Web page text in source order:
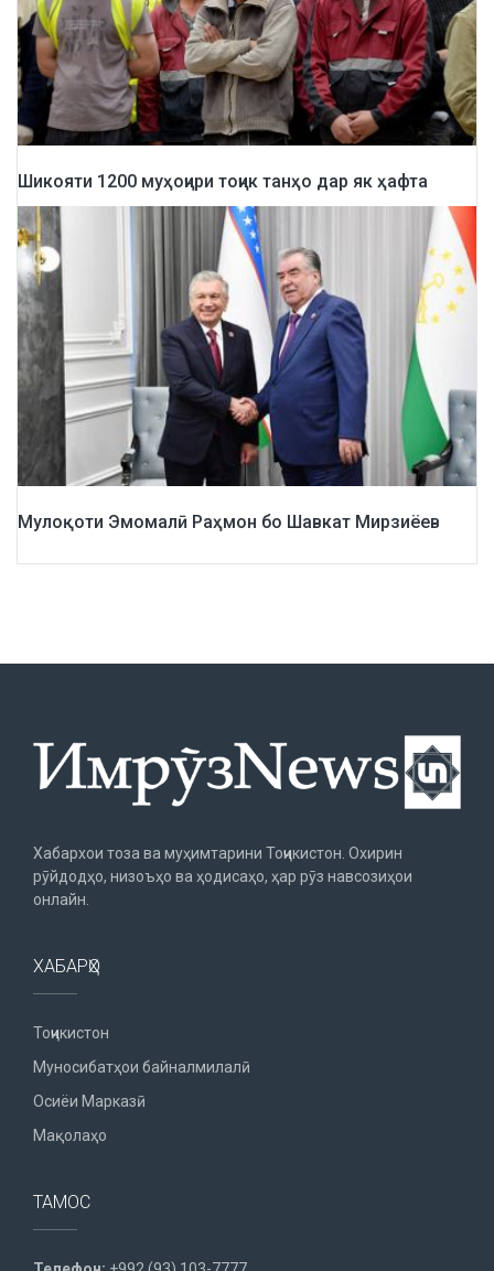
Шикояти 1200 муҳоҷири тоҷик танҳо дар як ҳафта
Мулоқоти Эмомалӣ Раҳмон бо Шавкат Мирзиёев
Хабархои тоза ва муҳимтарини Тоҷикистон. Охирин
рӯйдодҳо, низоъҳо ва ҳодисаҳо, ҳар рӯз навсозиҳои
онлайн.
ХАБАРҲО
Тоҷикистон
Муносибатҳои байналмилалӣ
Осиёи Марказӣ
Мақолаҳо
ТАМОС